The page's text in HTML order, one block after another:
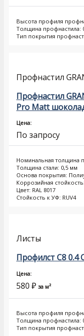
Высота профиля
Толщина профнастила:
Тип покрытия
Профнастил
Профнастил
Pro Matt
Цена:
По запросу
Номинальная толщина
Толщина стали: 0,5 мм
Основа покрытия:
Коррозийная
Цвет: RAL 8017
Стойкость к УФ: RUV4
Листы
Профилст С8 0.4
Цена:
580 ₽ за м²
Высота профиля
Толщина профнастила:
Тип покрытия